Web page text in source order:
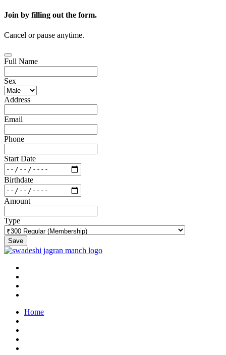
Join by filling out the form.
Cancel or pause anytime.
Full Name
Sex
Address
Email
Phone
Start Date
Birthdate
Amount
Type
Save
Home